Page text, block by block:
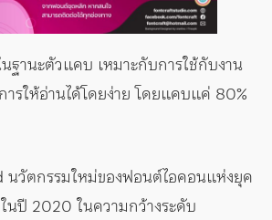
านะตัวแคบ เหมาะกับการใช้กับงาน
รให้อ่านได้โดยง่าย โดยแคบแค่ 80%
นวัตกรรมใหม่ของฟอนต์ไอคอนแห่งยุค
นปี 2020 ในความกว้างระดับ